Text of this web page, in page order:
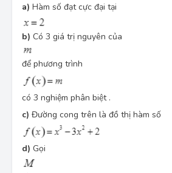
a) Hàm số đạt cực đại tại
b) Có 3 giá trị nguyên của
để phương trình
có 3 nghiệm phân biệt .
c) Đường cong trên là đồ thị hàm số
d) Gọi